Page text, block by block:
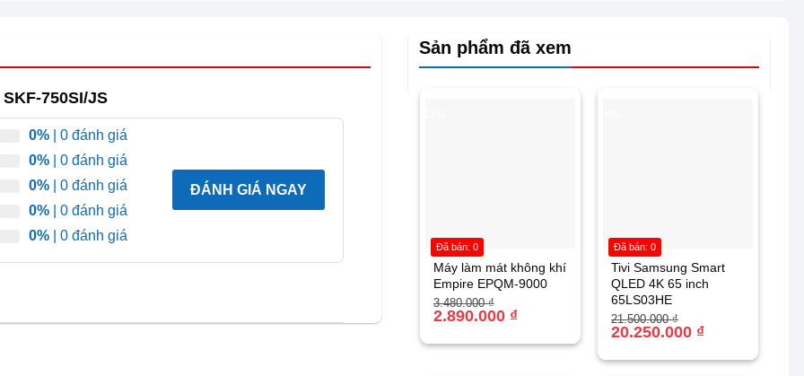
750SI/JS
0%| 0 đánh giá
0%| 0 đánh giá
0%| 0 đánh giá
0%| 0 đánh giá
0%| 0 đánh giá
ĐÁNH GIÁ NGAY
Sản phẩm đã xem
Máy làm mát không khí
Empire EPQM-9000
3.480.000₫
Giá
gốc
2.890.000 ₫
Giá
hiện
2.890.000 ₫.
Đã bán: 0
Tivi Samsung Smart
QLED 4K 65 inch
65LS03HE
21.500.000₫
Giá
gốc
20.250.000 ₫
Giá
hiện
20.250.000 ₫.
Đã bán: 0